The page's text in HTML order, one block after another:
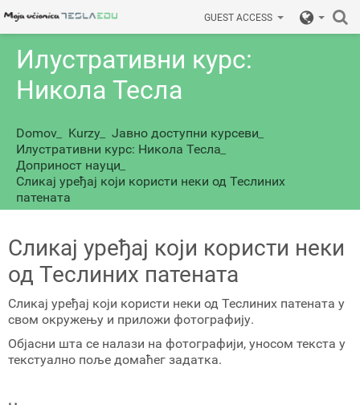
GUEST ACCESS
Илустративни курс:
Никола Тесла
Domov_ Kurzy_ Јавно доступни курсеви
Илустративни курс: Никола Тесла
Доприност науци
Сликај уређај који користи неки од Теслиних
патената
Сликај уређај који користи неки
од Теслиних патената
Сликај уређај који користи неки од Теслиних патената у
свом окружењу и приложи фотографију.
Објасни шта се налази на фотографији, уносом текста у
текстуално поље домаћег задатка.